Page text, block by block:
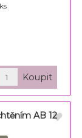
AB 12